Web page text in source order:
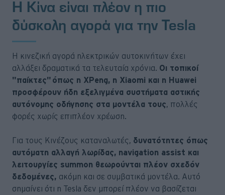
Η Κίνα είναι πλέον η πιο
δύσκολη αγορά για την Tesla
Η κινεζική αγορά ηλεκτρικών αυτοκινήτων έχει
αλλάξει δραματικά τα τελευταία χρόνια. Οι τοπικοί
"παίκτες" όπως η XPeng, η Xiaomi και η Huawei
προσφέρουν ήδη εξελιγμένα συστήματα αστικής
αυτόνομης οδήγησης στα μοντέλα τους, πολλές
φορές χωρίς επιπλέον χρέωση.
Για τους Κινέζους καταναλωτές, δυνατότητες όπως
αυτόματη αλλαγή λωρίδας, navigation assist και
λειτουργίες summon θεωρούνται πλέον σχεδόν
δεδομένες, ακόμη και σε συμβατικά μοντέλα. Αυτό
σημαίνει ότι η Tesla δεν μπορεί πλέον να βασίζεται